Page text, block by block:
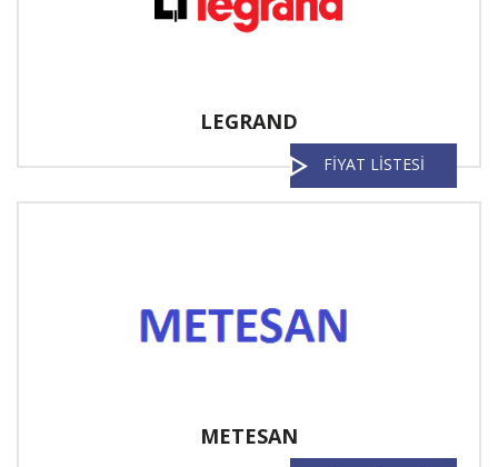
LEGRAND
FİYAT LİSTESİ
METESAN